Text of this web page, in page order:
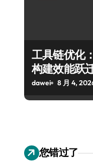
工具链优化
构建效能跃
dawei 8 月 4,
您错过了